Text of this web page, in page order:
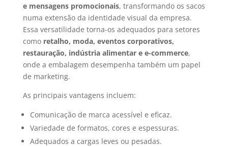
e mensagens promocionais, transformando os sacos
numa extensão da identidade visual da empresa.
Essa versatilidade torna-os adequados para setores
como retalho, moda, eventos corporativos,
restauração, indústria alimentar e e-commerce,
onde a embalagem desempenha também um papel
de marketing.
As principais vantagens incluem:
Comunicação de marca acessível e eficaz.
Variedade de formatos, cores e espessuras.
Adequados a cargas leves ou pesadas.